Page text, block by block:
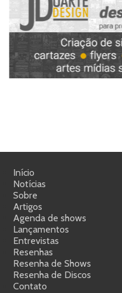
Início
Notícias
Sobre
Artigos
Agenda de shows
Lançamentos
Entrevistas
Resenhas
Resenha de Shows
Resenha de Discos
Contato